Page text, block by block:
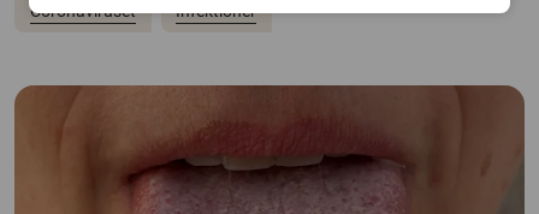
Coronaviruset Infektioner